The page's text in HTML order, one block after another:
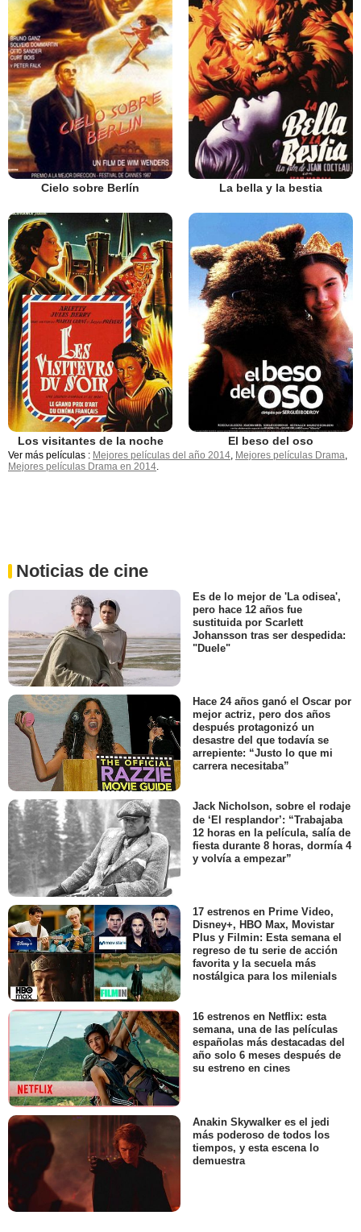
Cielo sobre Berlín La bella y la bestia
Los visitantes de la noche El beso del oso
Ver más películas : Mejores películas del año 2014 Mejores películas Drama
Mejores películas Drama en 2014
Noticias de cine
Es de lo mejor de 'La odisea',
pero hace 12 años fue
sustituida por Scarlett
Johansson tras ser despedida:
"Duele"
Hace 24 años ganó el Oscar por
mejor actriz, pero dos años
después protagonizó un
desastre del que todavía se
arrepiente: “Justo lo que mi
carrera necesitaba”
Jack Nicholson, sobre el rodaje
de ‘El resplandor’: “Trabajaba
12 horas en la película, salía de
fiesta durante 8 horas, dormía 4
y volvía a empezar”
17 estrenos en Prime Video,
Disney+, HBO Max, Movistar
Plus y Filmin: Esta semana el
regreso de tu serie de acción
favorita y la secuela más
nostálgica para los milenials
16 estrenos en Netflix: esta
semana, una de las películas
españolas más destacadas del
año solo 6 meses después de
su estreno en cines
Anakin Skywalker es el jedi
más poderoso de todos los
tiempos, y esta escena lo
demuestra